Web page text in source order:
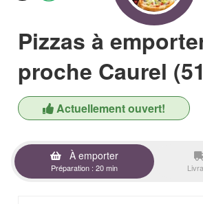
Pizzas à
proche Caurel
Actuellement ouvert!
À emporter
Préparation : 20 min